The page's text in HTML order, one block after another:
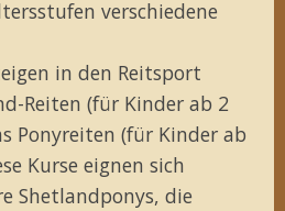
verschiedene
in den Reitsport
Reiten (für Kinder ab 2
Ponyreiten (für Kinder ab
Kurse eignen sich
Shetlandponys, die